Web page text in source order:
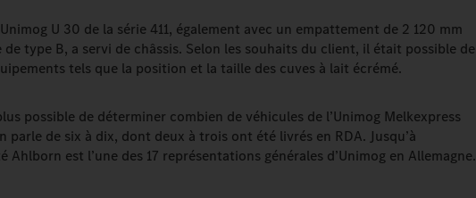
U 30 de la série 411, également avec un empattement de 2 120 mm
type B, a servi de châssis. Selon les souhaits du client, il était possible de
tels que la position et la taille des cuves à lait écrémé.
possible de déterminer combien de véhicules de l’Unimog Melkexpress
parle de six à dix, dont deux à trois ont été livrés en RDA. Jusqu’à
Ahlborn est l’une des 17 représentations générales d’Unimog en Allemagne.